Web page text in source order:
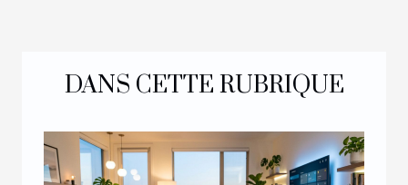
DANS CETTE RUBRIQUE